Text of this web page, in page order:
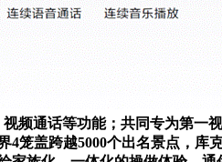
频通话等功能；共同专为第
4笼盖跨越5000个出名景点，